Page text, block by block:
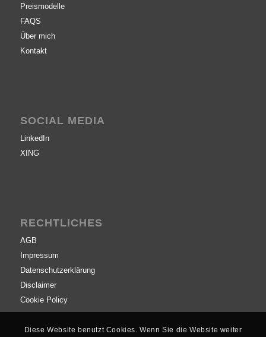
Preismodelle
FAQS
Über mich
Kontakt
SOCIAL MEDIA
LinkedIn
XING
RECHTLICHES
AGB
Impressum
Datenschutzerklärung
Disclaimer
Cookie Policy
Diese Website benutzt Cookies. Wenn Sie die Website weiter